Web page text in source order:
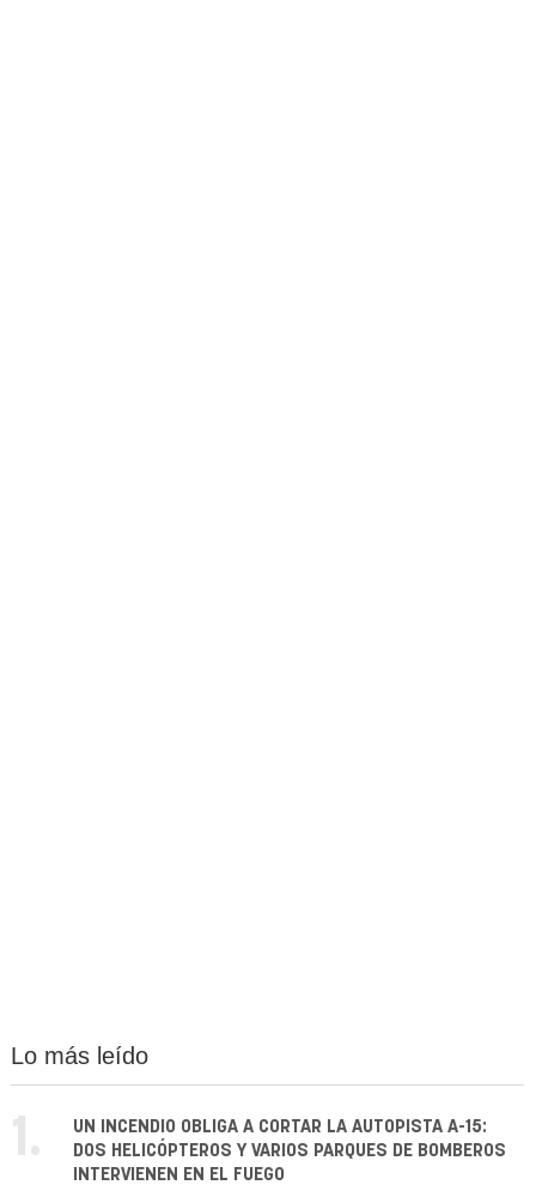
Lo más leído
1.
UN INCENDIO OBLIGA A CORTAR LA AUTOPISTA A-15:
DOS HELICÓPTEROS Y VARIOS PARQUES DE BOMBEROS
INTERVIENEN EN EL FUEGO